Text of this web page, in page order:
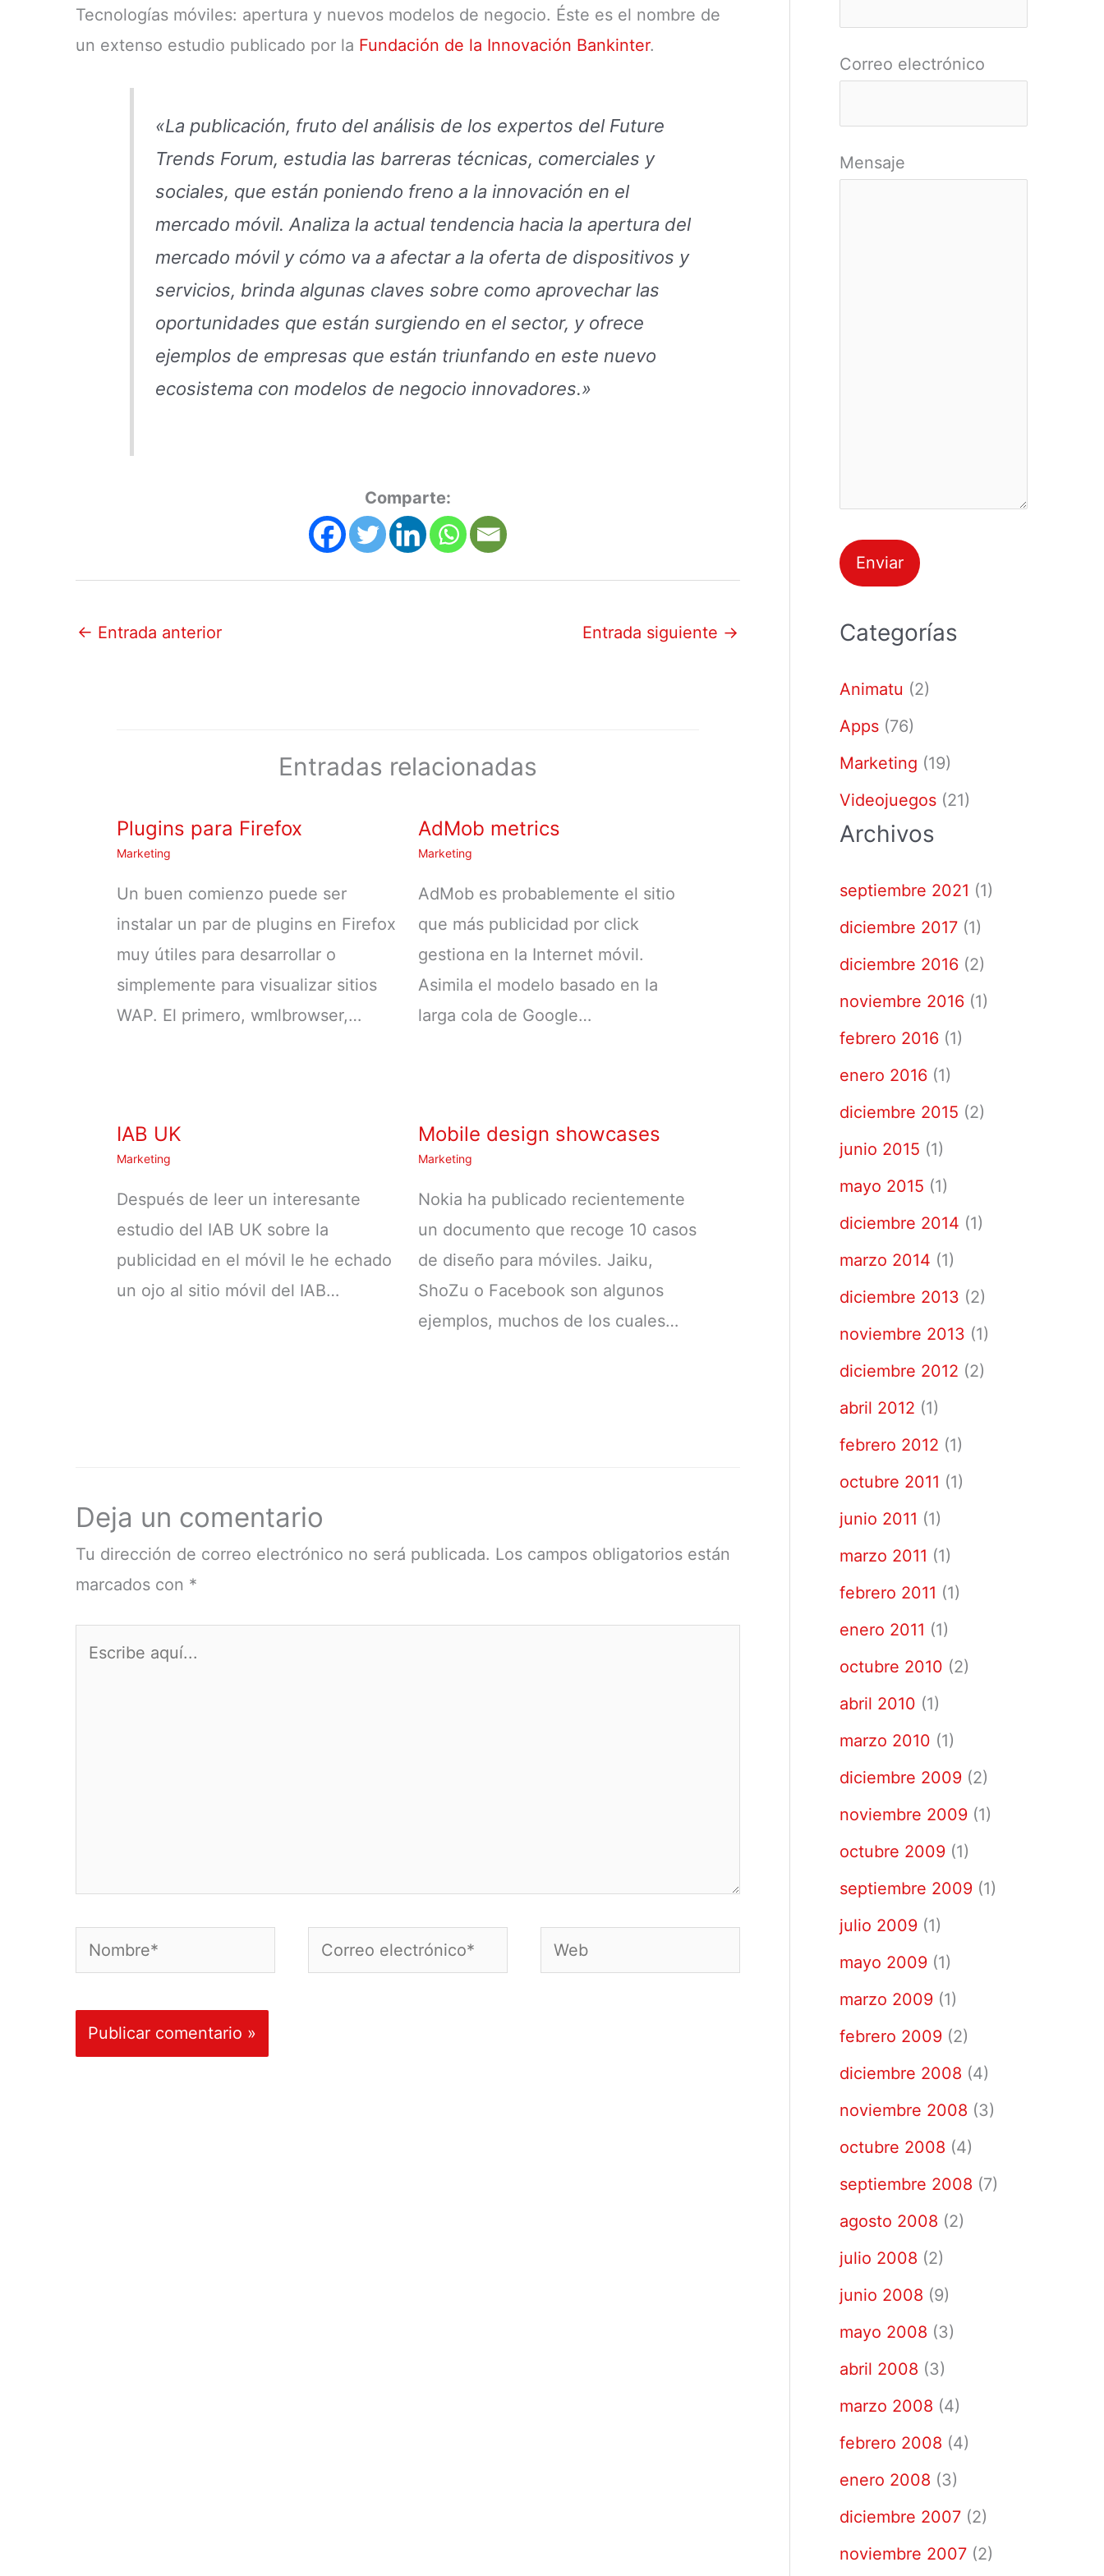
Tecnologías móviles: apertura y nuevos modelos de negocio. Éste es el nombre de
un extenso estudio publicado por la Fundación de la Innovación Bankinter.
«La publicación, fruto del análisis de los expertos del Future
Trends Forum, estudia las barreras técnicas, comerciales y
sociales, que están poniendo freno a la innovación en el
mercado móvil. Analiza la actual tendencia hacia la apertura del
mercado móvil y cómo va a afectar a la oferta de dispositivos y
servicios, brinda algunas claves sobre como aprovechar las
oportunidades que están surgiendo en el sector, y ofrece
ejemplos de empresas que están triunfando en este nuevo
ecosistema con modelos de negocio innovadores.»
Comparte:
← Entrada anterior Entrada siguiente →
Entradas relacionadas
Plugins para Firefox
Marketing
Un buen comienzo puede ser
instalar un par de plugins en Firefox
muy útiles para desarrollar o
simplemente para visualizar sitios
WAP. El primero, wmlbrowser,…
AdMob metrics
Marketing
AdMob es probablemente el sitio
que más publicidad por click
gestiona en la Internet móvil.
Asimila el modelo basado en la
larga cola de Google…
IAB UK
Marketing
Después de leer un interesante
estudio del IAB UK sobre la
publicidad en el móvil le he echado
un ojo al sitio móvil del IAB…
Mobile design showcases
Marketing
Nokia ha publicado recientemente
un documento que recoge 10 casos
de diseño para móviles. Jaiku,
ShoZu o Facebook son algunos
ejemplos, muchos de los cuales…
Deja un comentario
Tu dirección de correo electrónico no será publicada. Los campos obligatorios están
marcados con *
Nombre*
Correo
electrónico*
Web
Correo electrónico
Mensaje
Categorías
Animatu (2)
Apps (76)
Marketing (19)
Videojuegos (21)
Archivos
septiembre 2021 (1)
diciembre 2017 (1)
diciembre 2016 (2)
noviembre 2016 (1)
febrero 2016 (1)
enero 2016 (1)
diciembre 2015 (2)
junio 2015 (1)
mayo 2015 (1)
diciembre 2014 (1)
marzo 2014 (1)
diciembre 2013 (2)
noviembre 2013 (1)
diciembre 2012 (2)
abril 2012 (1)
febrero 2012 (1)
octubre 2011 (1)
junio 2011 (1)
marzo 2011 (1)
febrero 2011 (1)
enero 2011 (1)
octubre 2010 (2)
abril 2010 (1)
marzo 2010 (1)
diciembre 2009 (2)
noviembre 2009 (1)
octubre 2009 (1)
septiembre 2009 (1)
julio 2009 (1)
mayo 2009 (1)
marzo 2009 (1)
febrero 2009 (2)
diciembre 2008 (4)
noviembre 2008 (3)
octubre 2008 (4)
septiembre 2008 (7)
agosto 2008 (2)
julio 2008 (2)
junio 2008 (9)
mayo 2008 (3)
abril 2008 (3)
marzo 2008 (4)
febrero 2008 (4)
enero 2008 (3)
diciembre 2007 (2)
noviembre 2007 (2)